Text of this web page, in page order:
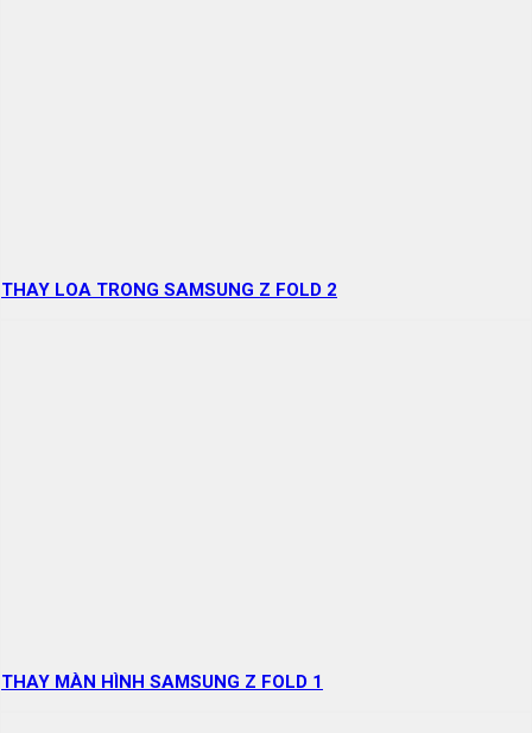
THAY LOA TRONG SAMSUNG Z FOLD 2
THAY MÀN HÌNH SAMSUNG Z FOLD 1